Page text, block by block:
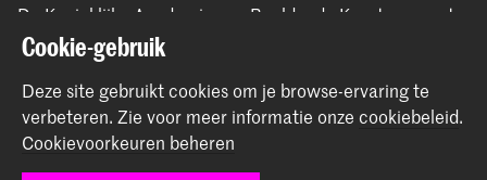
De Koninklijke Academie van Beeldende Kunsten vormt
samen met het Koninklijk Conservatorium de Hogeschool
der Kunsten Den Haag
Cookie-gebruik
Deze site gebruikt cookies om je browse-ervaring te
verbeteren. Zie voor meer informatie onze cookiebeleid.
Cookievoorkeuren beheren